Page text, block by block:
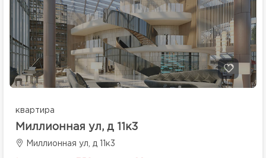
квартира
Миллионная ул, д 11к3
Миллионная ул, д 11к3